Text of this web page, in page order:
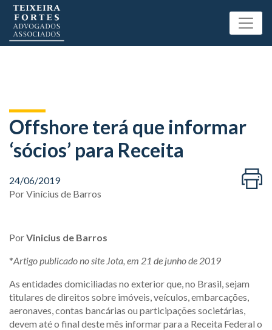
Offshore terá que informar
‘sócios’ para Receita
24/06/2019
PorVinícius de Barros
PorVinicius de Barros
*Artigo publicado no site Jota, em 21 de junho de 2019
As entidades domiciliadas no exterior que, no Brasil, sejam
titulares de direitos sobre imóveis, veículos, embarcações,
aeronaves, contas bancárias ou participações societárias,
devem até o final deste mês informar para a Receita Federal o